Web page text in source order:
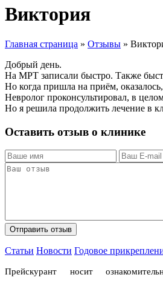
Виктория
Главная страница » Отзывы »
Добрый день.
На МРТ записали быстро. Также
Но когда пришла на приём,
Невролог проконсультировал, в
Но я решила продолжить лечение в
Оставить отзыв о клинике
Статьи Новости Годовое
Прейскурант носит